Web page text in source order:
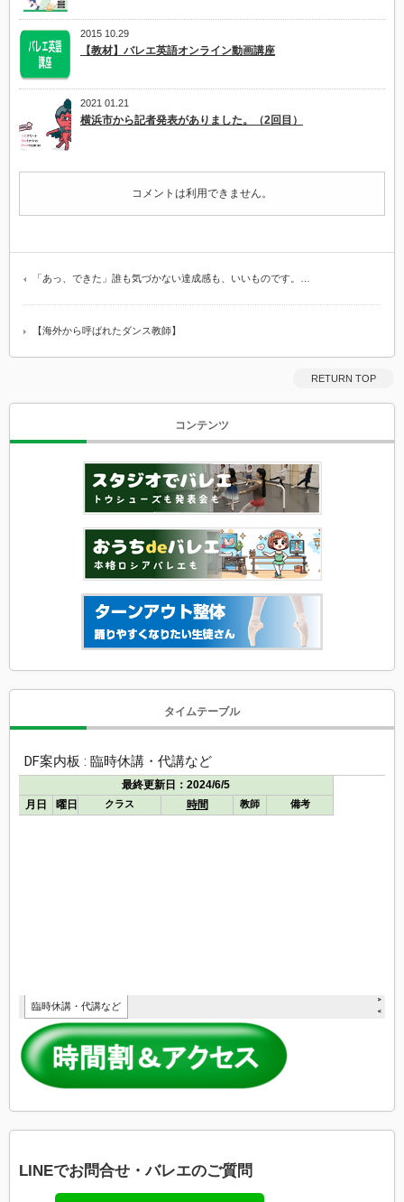
2015 10.29
【教材】バレエ英語オンライン動画講座
2021 01.21
横浜市から記者発表がありました。（2回目）
コメントは利用できません。
「あっ、できた」誰も気づかない達成感も、いいものです。…
【海外から呼ばれたダンス教師】
RETURN TOP
コンテンツ
タイムテーブル
LINEでお問合せ・バレエのご質問